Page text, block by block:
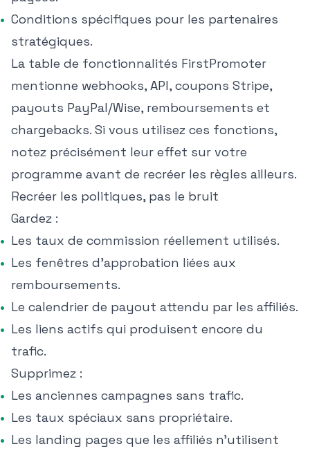
Conditions spécifiques pour les partenaires
stratégiques.
La table de fonctionnalités FirstPromoter
mentionne webhooks, API, coupons Stripe,
payouts PayPal/Wise, remboursements et
chargebacks. Si vous utilisez ces fonctions,
notez précisément leur effet sur votre
programme avant de recréer les règles ailleurs.
Recréer les politiques, pas le bruit
Gardez :
Les taux de commission réellement utilisés.
Les fenêtres d'approbation liées aux
remboursements.
Le calendrier de payout attendu par les affiliés.
Les liens actifs qui produisent encore du
trafic.
Supprimez :
Les anciennes campagnes sans trafic.
Les taux spéciaux sans propriétaire.
Les landing pages que les affiliés n'utilisent